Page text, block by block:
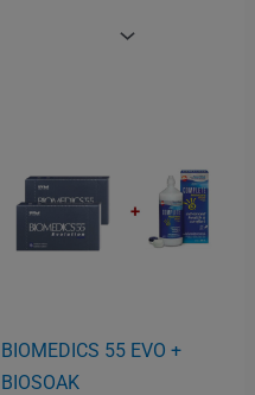
BIOMEDICS 55 EVO +
BIOSOAK